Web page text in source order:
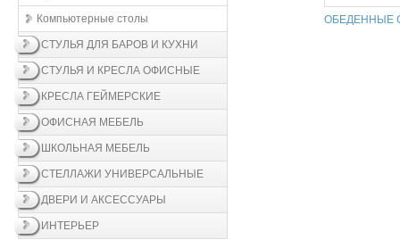
Компьютерные столы
СТУЛЬЯ ДЛЯ БАРОВ И КУХНИ
СТУЛЬЯ И КРЕСЛА ОФИСНЫЕ
КРЕСЛА ГЕЙМЕРСКИЕ
ОФИСНАЯ МЕБЕЛЬ
ШКОЛЬНАЯ МЕБЕЛЬ
СТЕЛЛАЖИ УНИВЕРСАЛЬНЫЕ
ДВЕРИ И АКСЕССУАРЫ
ИНТЕРЬЕР
ОБЕДЕННЫЕ